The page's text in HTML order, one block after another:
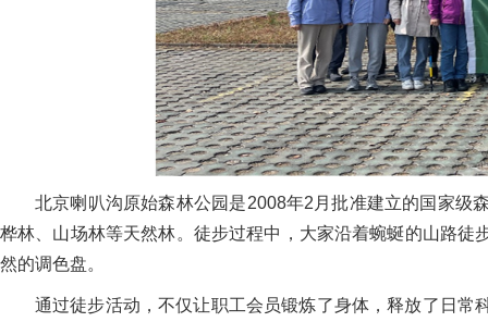
北京喇叭沟原始森林公园是2008年2月批准建立的国家级
桦林、山场林等天然林。徒步过程中，大家沿着蜿蜒的山路
然的调色盘。
通过徒步活动，不仅让职工会员锻炼了身体，释放了日